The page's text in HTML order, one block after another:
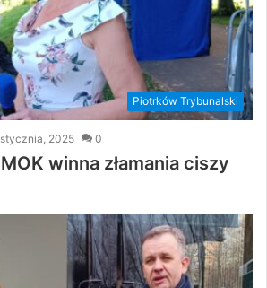
Piotrków Trybunalski
2025 0
winna złamania ciszy